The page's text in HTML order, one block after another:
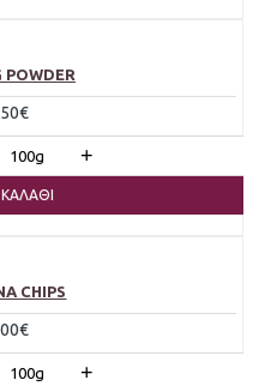
POWDER
100g +
ΚΑΛΆΘΙ
CHIPS
100g +